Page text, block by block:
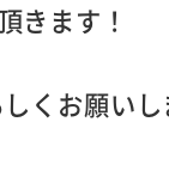
きます！
くお願い